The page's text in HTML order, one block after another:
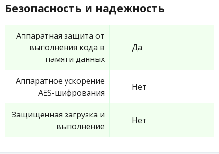
Безопасность и надежность
Аппаратная защита от
выполнения кода в
памяти данных
Да
Аппаратное ускорение
AES-шифрования
Нет
Защищенная загрузка и
выполнение
Нет